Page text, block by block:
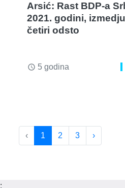
Arsić: Rast BDP-a
2021. godini,
četiri odsto
access_time 5 godina
‹ 1 2 3 ›
;